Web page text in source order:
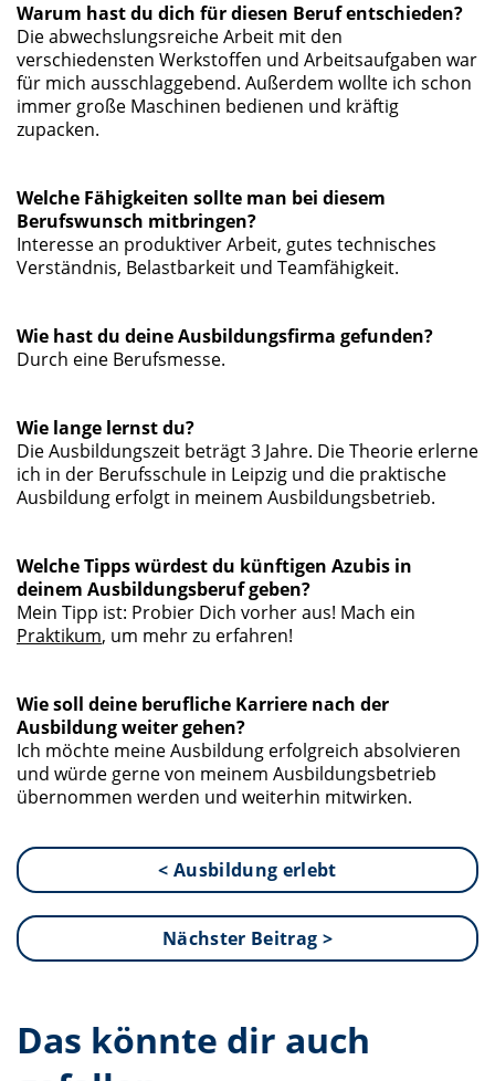
Warum hast du dich für diesen Beruf entschieden?
Die abwechslungsreiche Arbeit mit den
verschiedensten Werkstoffen und Arbeitsaufgaben war
für mich ausschlaggebend. Außerdem wollte ich schon
immer große Maschinen bedienen und kräftig
zupacken.
Welche Fähigkeiten sollte man bei diesem
Berufswunsch mitbringen?
Interesse an produktiver Arbeit, gutes technisches
Verständnis, Belastbarkeit und Teamfähigkeit.
Wie hast du deine Ausbildungsfirma gefunden?
Durch eine Berufsmesse.
Wie lange lernst du?
Die Ausbildungszeit beträgt 3 Jahre. Die Theorie erlerne
ich in der Berufsschule in Leipzig und die praktische
Ausbildung erfolgt in meinem Ausbildungsbetrieb.
Welche Tipps würdest du künftigen Azubis in
deinem Ausbildungsberuf geben?
Mein Tipp ist: Probier Dich vorher aus! Mach ein
Praktikum, um mehr zu erfahren!
Wie soll deine berufliche Karriere nach der
Ausbildung weiter gehen?
Ich möchte meine Ausbildung erfolgreich absolvieren
und würde gerne von meinem Ausbildungsbetrieb
übernommen werden und weiterhin mitwirken.
< Ausbildung erlebt
Nächster Beitrag >
Das könnte dir auch